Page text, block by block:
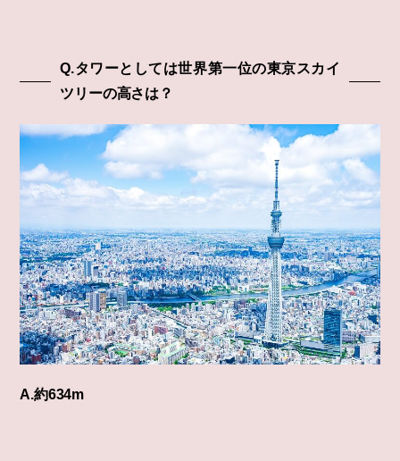
Q.タワーとしては世界第一位の東京スカイ
ツリーの高さは？
A.約634m